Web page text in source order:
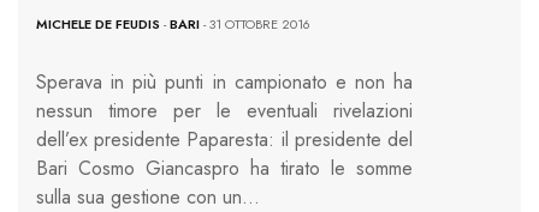
MICHELE DE FEUDIS -BARI- 31 OTTOBRE 2016
Sperava in più punti in campionato e non ha
nessun timore per le eventuali rivelazioni
dell’ex presidente Paparesta: il presidente del
Bari Cosmo Giancaspro ha tirato le somme
sulla sua gestione con un…